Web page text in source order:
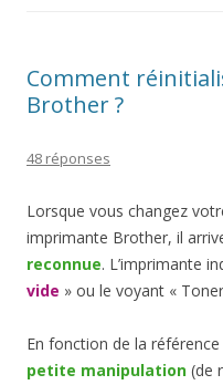
Comment
Brother ?
48 réponses
Lorsque vous changez
imprimante Brother, il
reconnue. L’imprimante
vide » ou le voyant «
En fonction de la
petite manipulation (de